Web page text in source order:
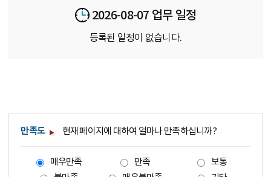
2026-08-07 업무 일정
등록된 일정이 없습니다.
만족도 현재 페이지에 대하여 얼마나 만족하십니까?
매우만족 만족
보통